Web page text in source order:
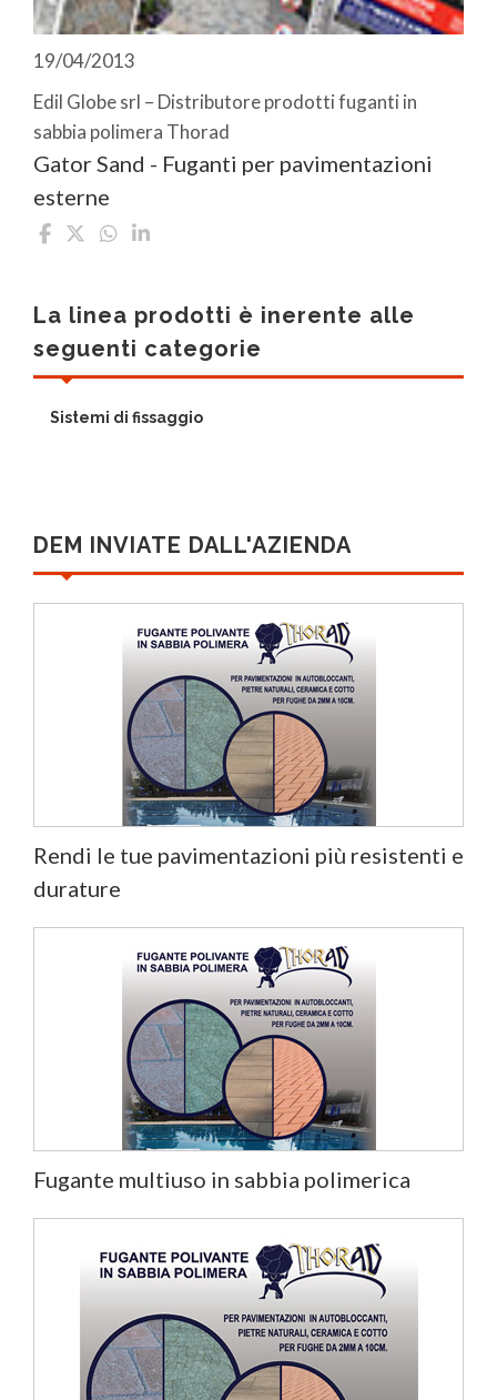
19/04/2013
Edil Globe srl – Distributore prodotti fuganti in
sabbia polimera Thorad
Gator Sand - Fuganti per pavimentazioni
esterne
La linea prodotti è inerente alle
seguenti categorie
Sistemi di fissaggio
DEM INVIATE DALL'AZIENDA
Rendi le tue pavimentazioni più resistenti e
durature
Fugante multiuso in sabbia polimerica